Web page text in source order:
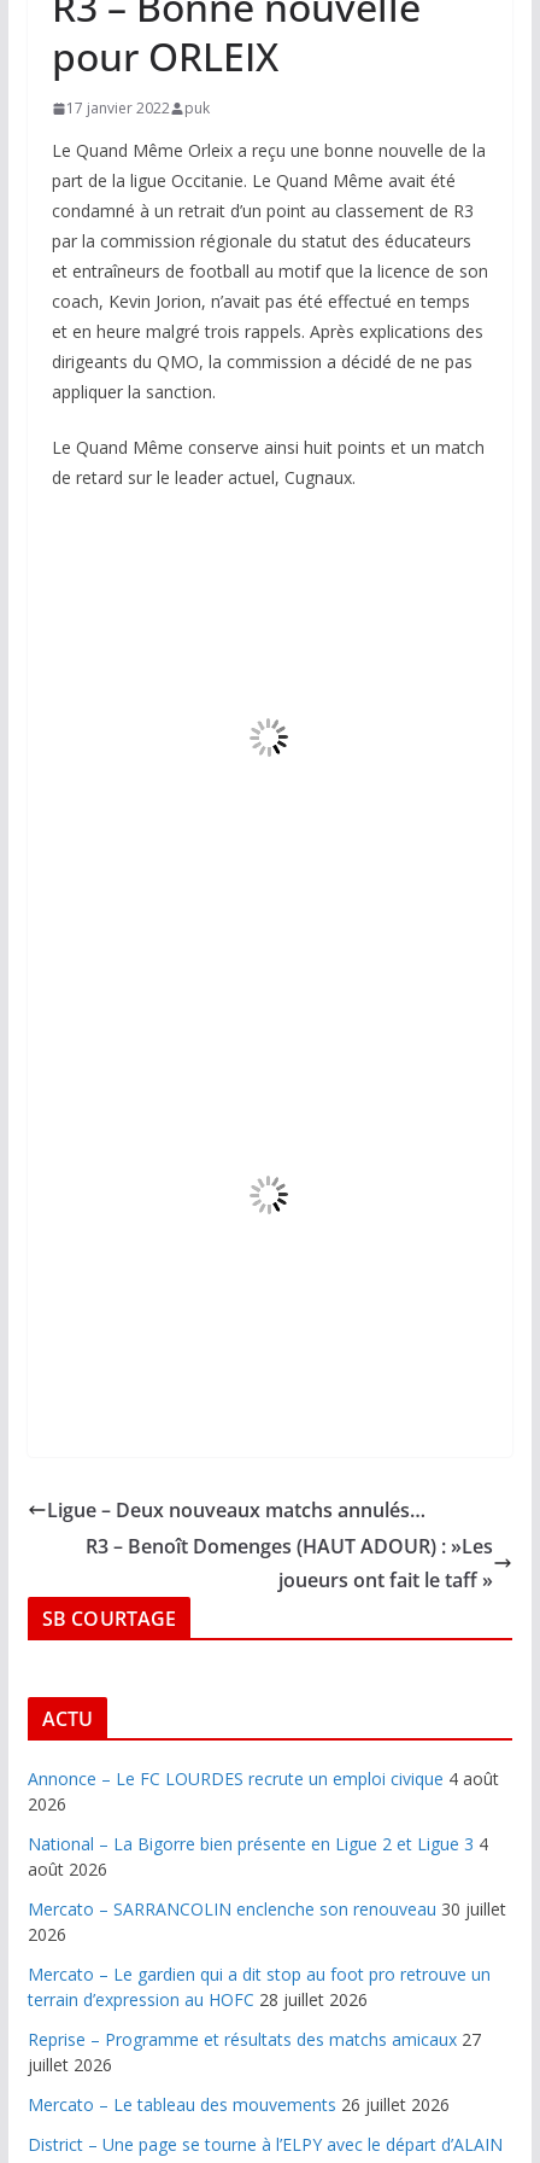
pour ORLEIX
17 janvier 2022 puk
Le Quand Même Orleix a reçu une bonne nouvelle de la
part de la ligue Occitanie. Le Quand Même avait été
condamné à un retrait d’un point au classement de R3
par la commission régionale du statut des éducateurs
et entraîneurs de football au motif que la licence de son
coach, Kevin Jorion, n’avait pas été effectué en temps
et en heure malgré trois rappels. Après explications des
dirigeants du QMO, la commission a décidé de ne pas
appliquer la sanction.
Le Quand Même conserve ainsi huit points et un match
de retard sur le leader actuel, Cugnaux.
Ligue – Deux nouveaux matchs annulés…
R3 – Benoît Domenges (HAUT ADOUR) : »Les
joueurs ont fait le taff »
SB COURTAGE
ACTU
Annonce – Le FC LOURDES recrute un emploi civique 4 août
2026
National – La Bigorre bien présente en Ligue 2 et Ligue 3 4
août 2026
Mercato – SARRANCOLIN enclenche son renouveau 30 juillet
2026
Mercato – Le gardien qui a dit stop au foot pro retrouve un
terrain d’expression au HOFC 28 juillet 2026
Reprise – Programme et résultats des matchs amicaux 27
juillet 2026
Mercato – Le tableau des mouvements 26 juillet 2026
District – Une page se tourne à l’ELPY avec le départ d’ALAIN